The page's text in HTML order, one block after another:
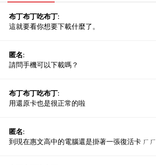
布丁布丁吃布丁:
這就要看你想要下載什麼了。
匿名:
請問手機可以下載嗎？
布丁布丁吃布丁:
用還原卡也是很正常的啦
匿名:
到現在惠文高中的電腦還是掛著一張復活卡 ㄏㄏ